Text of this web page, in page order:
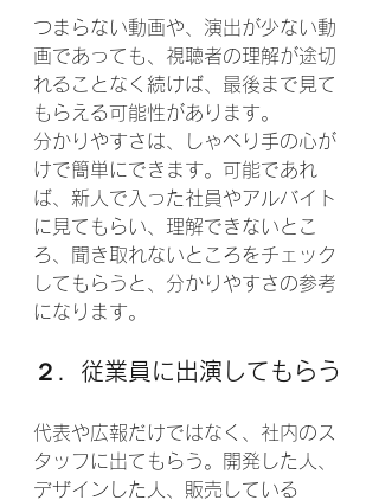
つまらない動画や、演出が少ない動
画であっても、視聴者の理解が途切
れることなく続けば、最後まで見て
もらえる可能性があります。
分かりやすさは、しゃべり手の心が
けで簡単にできます。可能であれ
ば、新人で入った社員やアルバイト
に見てもらい、理解できないとこ
ろ、聞き取れないところをチェック
してもらうと、分かりやすさの参考
になります。
２．従業員に出演してもらう
代表や広報だけではなく、社内のス
タッフに出てもらう。開発した人、
デザインした人、販売している